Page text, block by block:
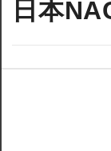
日本